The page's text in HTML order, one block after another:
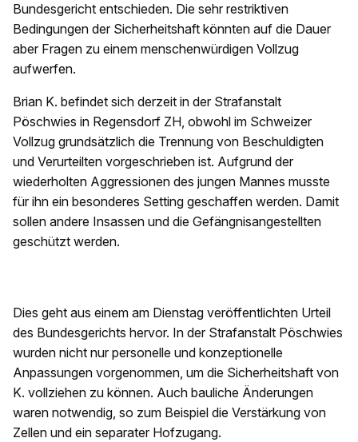
Bundesgericht entschieden. Die sehr restriktiven
Bedingungen der Sicherheitshaft könnten auf die Dauer
aber Fragen zu einem menschenwürdigen Vollzug
aufwerfen.
Brian K. befindet sich derzeit in der Strafanstalt
Pöschwies in Regensdorf ZH, obwohl im Schweizer
Vollzug grundsätzlich die Trennung von Beschuldigten
und Verurteilten vorgeschrieben ist. Aufgrund der
wiederholten Aggressionen des jungen Mannes musste
für ihn ein besonderes Setting geschaffen werden. Damit
sollen andere Insassen und die Gefängnisangestellten
geschützt werden.
Dies geht aus einem am Dienstag veröffentlichten Urteil
des Bundesgerichts hervor. In der Strafanstalt Pöschwies
wurden nicht nur personelle und konzeptionelle
Anpassungen vorgenommen, um die Sicherheitshaft von
K. vollziehen zu können. Auch bauliche Änderungen
waren notwendig, so zum Beispiel die Verstärkung von
Zellen und ein separater Hofzugang.